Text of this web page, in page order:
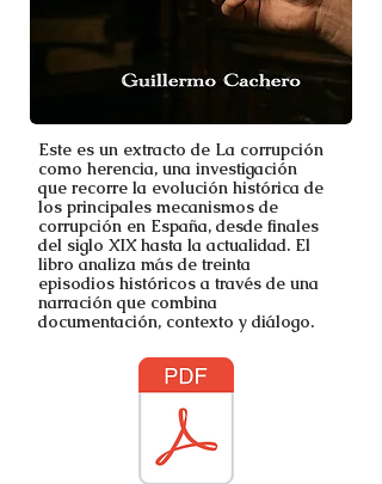
Este es un extracto de La corrupción
como herencia, una investigación
que recorre la evolución histórica de
los principales mecanismos de
corrupción en España, desde finales
del siglo XIX hasta la actualidad. El
libro analiza más de treinta
episodios históricos a través de una
narración que combina
documentación, contexto y diálogo.